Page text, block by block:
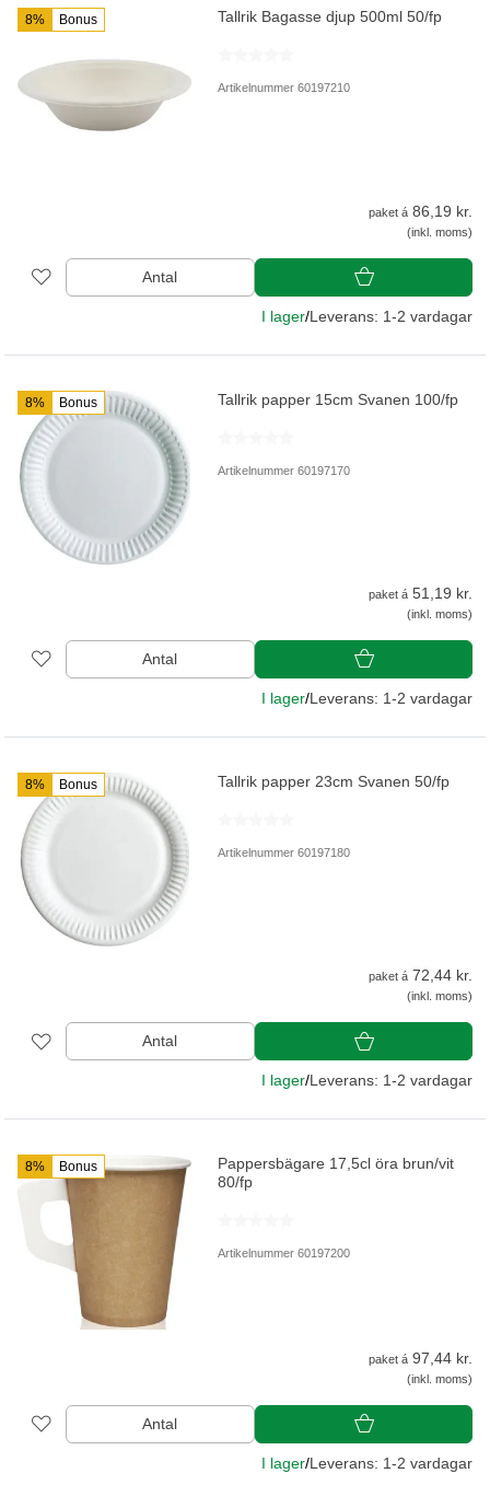
8% Bonus Tallrik Bagasse djup 500ml 50/fp
Artikelnummer 60197210
paket á 86,19 kr.
(inkl. moms)
Antal
I lager/Leverans: 1-2 vardagar
8% Bonus Tallrik papper 15cm Svanen 100/fp
Artikelnummer 60197170
paket á 51,19 kr.
(inkl. moms)
Antal
I lager/Leverans: 1-2 vardagar
8% Bonus Tallrik papper 23cm Svanen 50/fp
Artikelnummer 60197180
paket á 72,44 kr.
(inkl. moms)
Antal
I lager/Leverans: 1-2 vardagar
8% Bonus
Pappersbägare 17,5cl öra brun/vit
80/fp
Artikelnummer 60197200
paket á 97,44 kr.
(inkl. moms)
Antal
I lager/Leverans: 1-2 vardagar